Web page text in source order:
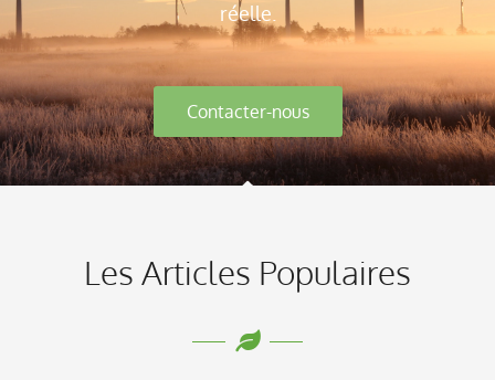
réelle.
Contacter-nous
Les Articles Populaires